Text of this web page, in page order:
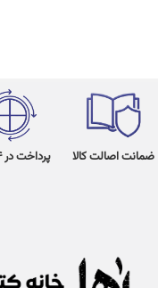
ضمانت اصالت کالا پرداخت در 4 قسط